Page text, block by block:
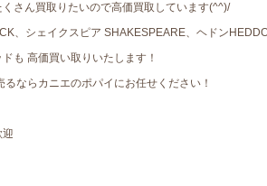
さん買取りたいので高価買取しています(^^)/
、シェイクスピア SHAKESPEARE、ヘドン
も 高価買い取りいたします！
ならカニエのポパイにお任せください！